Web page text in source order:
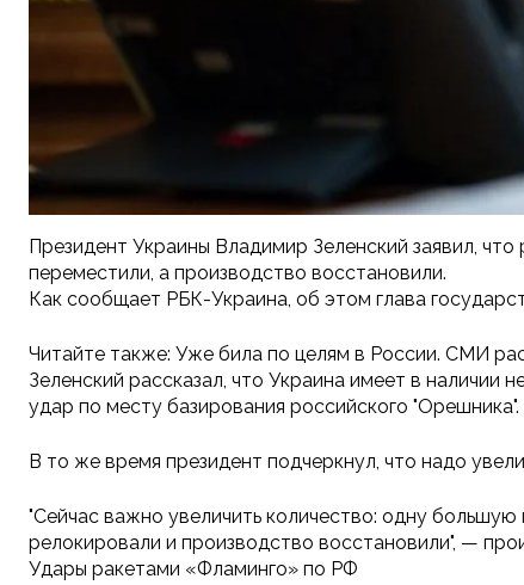
Президент Украины Владимир Зеленский заявил,
переместили, а производство восстановили.
Как сообщает РБК-Украина, об этом глава
Читайте также: Уже била по целям в России. СМИ
Зеленский рассказал, что Украина имеет в наличии
удар по месту базирования российского "Орешника".
В то же время президент подчеркнул, что надо
"Сейчас важно увеличить количество: одну
релокировали и производство восстановили", —
Удары ракетами «Фламинго» по РФ